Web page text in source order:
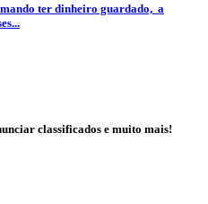
ter dinheiro guardado, a
classificados e muito mais!